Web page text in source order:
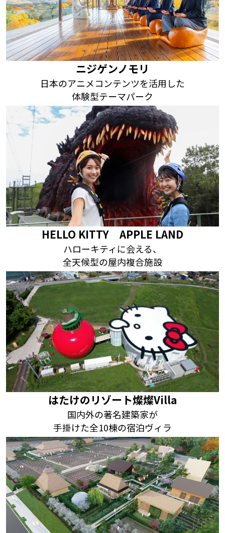
ニジゲンノモリ
日本のアニメコンテンツを活用した
体験型テーマパーク
HELLO KITTY APPLE LAND
ハローキティに会える、
全天候型の屋内複合施設
はたけのリゾート燦燦Villa
国内外の著名建築家が
手掛けた全10棟の宿泊ヴィラ